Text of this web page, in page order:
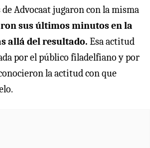
de Advocaat jugaron con la misma
sus últimos minutos en la
allá del resultado. Esa actitud
por el público filadelfiano y por
la actitud con que